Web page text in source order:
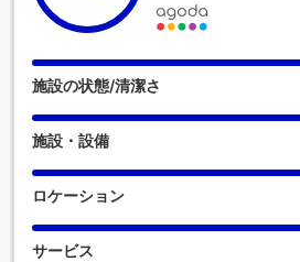
施設の状態/清潔さ
施設・設備
ロケーション
サービス